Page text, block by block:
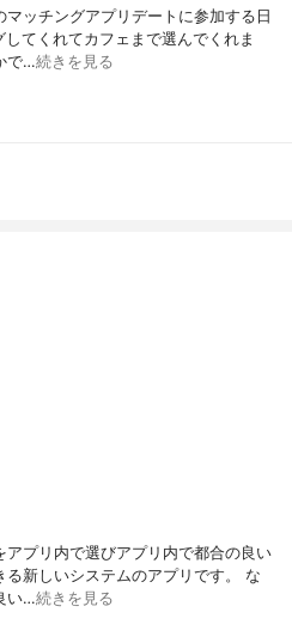
ッチングアプリデートに参加する日
てくれてカフェまで選んでくれま
で…続きを見る
プリ内で選びアプリ内で都合の良い
る新しいシステムのアプリです。 な
い…続きを見る